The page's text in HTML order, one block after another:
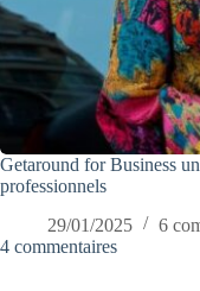
Getaround for Business
professionnels
29/01/2025
6
4 commentaires